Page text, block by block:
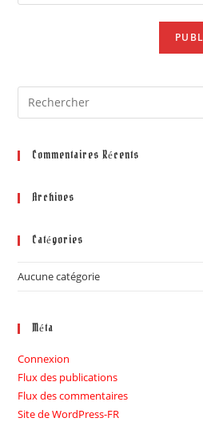
Commentaires Récents
Archives
Catégories
Aucune catégorie
Méta
Connexion
Flux des publications
Flux des commentaires
Site de WordPress-FR